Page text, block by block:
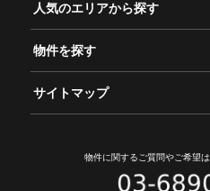
人気のエリアから探す
物件を探す
サイトマップ
物件に関するご質問やご希望は